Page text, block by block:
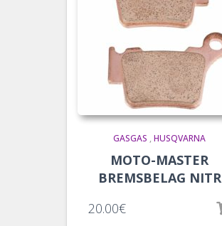
GASGAS , HUSQVARNA
MOTO-MASTER
BREMSBELAG NITR
20.00€